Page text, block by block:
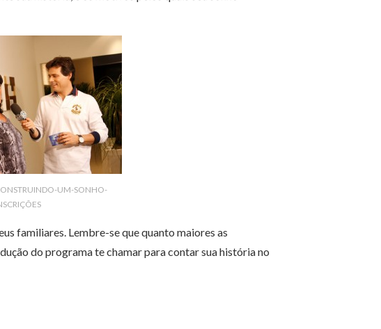
UM-SONHO-
familiares. Lembre-se que quanto maiores as
do programa te chamar para contar sua história no